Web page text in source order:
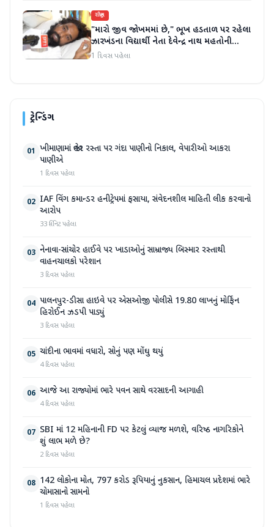
રાષ્ટ્રીય
"મારો જીવ જોખમમાં છે," ભૂખ હડતાળ પર રહેલા
ઝારખંડના વિદ્યાર્થી નેતા દેવેન્દ્ર નાથ મહતોની
તબિયત ખરાબ
1 દિવસ પહેલા
ટ્રેન્ડિંગ
01 ખીમાણામાં જાહેર રસ્તા પર ગંદા પાણીનો નિકાલ, વેપારીઓ આકરા
પાણીએ
1 દિવસ પહેલા
02 IAF વિંગ કમાન્ડર હનીટ્રેપમાં ફસાયા, સંવેદનશીલ માહિતી લીક કરવાનો
આરોપ
33 મિનિટ પહેલા
03 નેનાવા-સાંચોર હાઈવે પર ખાડાઓનું સામ્રાજ્ય બિસ્માર રસ્તાથી
વાહનચાલકો પરેશાન
3 દિવસ પહેલા
04 પાલનપુર-ડીસા હાઇવે પર એસઓજી પોલીસે 19.80 લાખનું મોર્ફિન
હિરોઈન ઝડપી પાડ્યું
3 દિવસ પહેલા
05 ચાંદીના ભાવમાં વધારો, સોનું પણ મોંઘુ થયું
4 દિવસ પહેલા
06 આજે આ રાજ્યોમાં ભારે પવન સાથે વરસાદની આગાહી
4 દિવસ પહેલા
07 SBI માં 12 મહિનાની FD પર કેટલું વ્યાજ મળશે, વરિષ્ઠ નાગરિકોને
શું લાભ મળે છે?
2 દિવસ પહેલા
08 142 લોકોના મોત, 797 કરોડ રૂપિયાનું નુકસાન, હિમાચલ પ્રદેશમાં ભારે
ચોમાસાનો સામનો
1 દિવસ પહેલા